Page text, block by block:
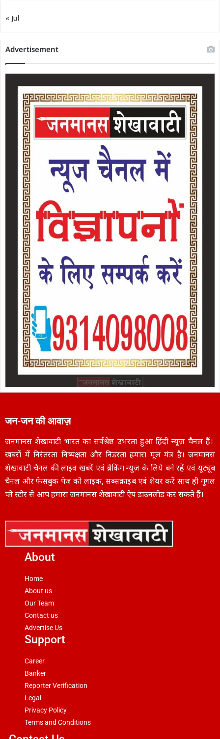
« Jul
Advertisement
जन-जन की आवाज़
जनमानस शेखावाटी भारत का सर्वश्रेष्ठ उभरता हुआ हिंदी न्यूज़ चैनल हैं।
खबरों में निरंतरता निष्पक्षता और निडरता हमारा मूल मंत्र है। जनमानस
शेखावाटी चैनल की लाइव खबरें एवं ब्रैकिंग न्यूज़ के लिये बने रहें एवं यूट्यूब
चैनल और फेसबुक पेज को लाइक, सब्सक्राइब एवं शेयर करें साथ ही गूगल
प्ले स्टोर से आप हमारा जनमानस शेखावाटी ऐप डाउनलोड कर सकते हैं।
About
Home
About us
Our Team
Contact us
Advertise Us
Support
Career
Banker
Reporter Verification
Legal
Privacy Policy
Terms and Conditions